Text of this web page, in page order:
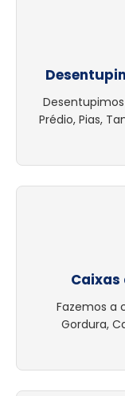
Desentupimos
Prédio, Pias,
Caixas
Fazemos a
Gordura,